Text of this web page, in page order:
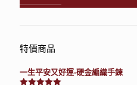
特價商品
一生平安又好運-硬金編織手鍊